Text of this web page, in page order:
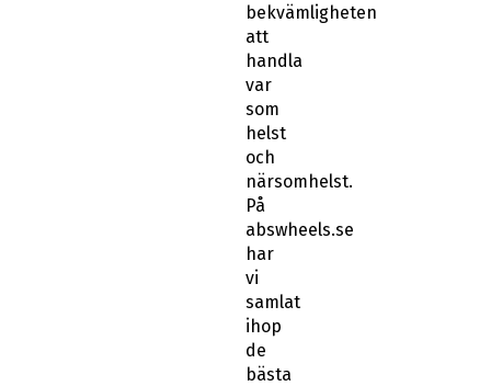
bekvämligheten
att
handla
var
som
helst
och
närsomhelst.
På
abswheels.se
har
vi
samlat
ihop
de
bästa